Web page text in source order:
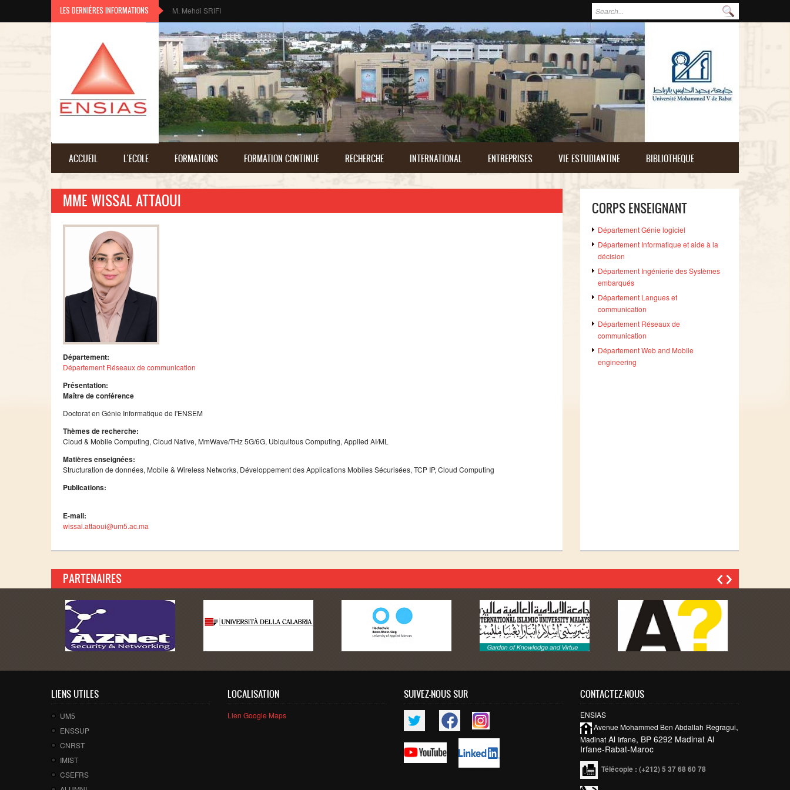
Aller au contenu principal Formulaire de recherche
LES DERNIÈRES INFORMATIONS M. Mehdi SRIFI
ACCUEIL L'ECOLE FORMATIONS FORMATION CONTINUE RECHERCHE INTERNATIONAL ENTREPRISES VIE ESTUDIANTINE BIBLIOTHEQUE
MME WISSAL ATTAOUI
Département:
Département Réseaux de communication
Présentation:
Maître de conférence
Doctorat en Génie Informatique de l'ENSEM
Thèmes de recherche:
Cloud & Mobile Computing, Cloud Native, MmWave/THz 5G/6G, Ubiquitous Computing, Applied AI/ML
Matières enseignées:
Structuration de données, Mobile & Wireless Networks, Développement des Applications Mobiles Sécurisées, TCP IP, Cloud Computing
Publications:
E-mail:
wissal.attaoui@um5.ac.ma
CORPS ENSEIGNANT
Département Génie logiciel
Département Informatique et aide à la
décision
Département Ingénierie des Systèmes
embarqués
Département Langues et
communication
Département Réseaux de
communication
Département Web and Mobile
engineering
PARTENAIRES
LIENS UTILES
UM5
ENSSUP
CNRST
IMIST
CSEFRS
LOCALISATION
Lien Google Maps
SUIVEZ-NOUS SUR CONTACTEZ-NOUS
ENSIAS
Avenue Mohammed Ben Abdallah Regragui,
Madinat Al Irfane, BP 6292 Madinat Al
Irfane-Rabat-Maroc
Télécopie : (+212) 5 37 68 60 78